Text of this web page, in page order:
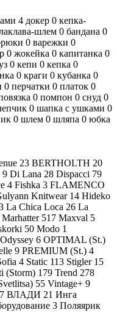
4 докер 0 кепка-
шлем 0 бандана 0
0 варежки 0
0 жокейка 0 капитанка 0
0 кепи 0 кепка 0
0 краги 0 кубанка 0
0 перчатки 0 платок 0
0 помпон 0 снуд 0
0 шапка с ушками 0
0 шлем 0 шляпа 0 юбка
23 BERTHOLTH 20
9 Di Lana 28 Dispacci 79
4 Fishka 3 FLAMENCO
Knitwear 14 Hideko
La Chica Loca 26 La
Marhatter 517 Maxval 5
50 Modo 1
Odyssey 6 OPTIMAL (St.)
9 PREMIUM (St.) 4
4 Static 113 Stigler 15
(Storm) 179 Trend 278
55 Vintage+ 9
7 ВЛАДИ 21 Инга
3 Поляярик